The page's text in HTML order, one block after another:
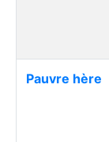
Pauvre hère